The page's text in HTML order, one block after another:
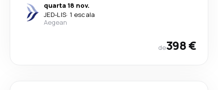
quarta 18 nov.
JED-LIS· 1 escala
Aegean
de398 €